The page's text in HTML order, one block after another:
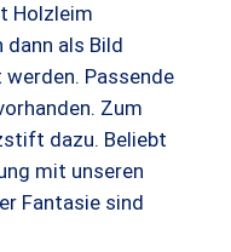
Holzleim
dann als Bild
Passende
Zum
dazu. Beliebt
mit unseren
Fantasie sind